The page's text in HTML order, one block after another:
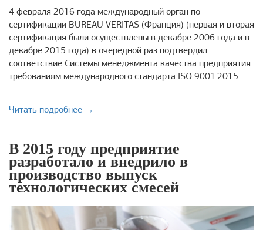
4 февраля 2016 года международный орган по
сертификации BUREAU VERITAS (Франция) (первая и вторая
сертификация были осуществлены в декабре 2006 года и в
декабре 2015 года) в очередной раз подтвердил
соответствие Системы менеджмента качества предприятия
требованиям международного стандарта ISO 9001:2015.
Читать подробнее →
В 2015 году предприятие
разработало и внедрило в
производство выпуск
технологических смесей